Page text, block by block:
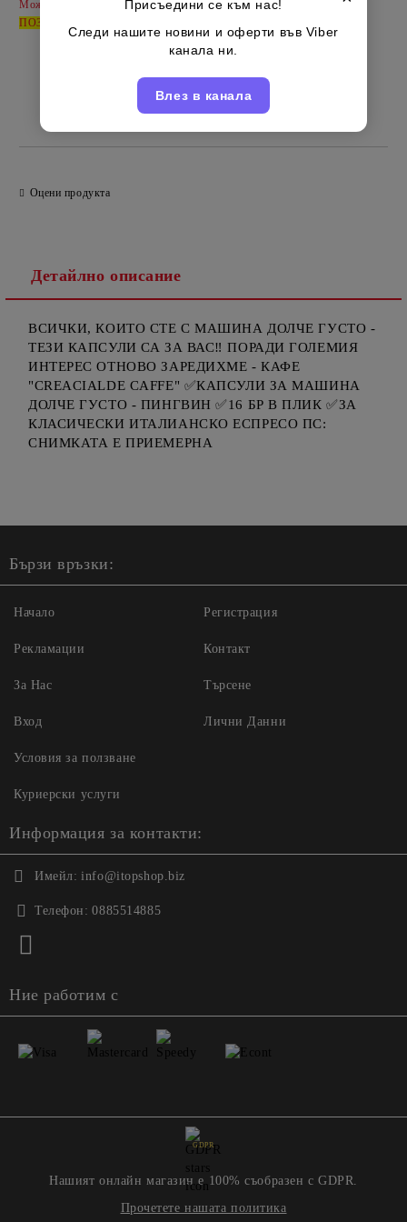
Може да допълвате продукти катоНОВА ПОРЪЧКА
ПОЗВЪНЕТЕ
Оцени продукта
Детайлно описание
ВСИЧКИ, КОИТО СТЕ С МАШИНА ДОЛЧЕ ГУСТО -
ТЕЗИ КАПСУЛИ СА ЗА ВАС‼️ ПОРАДИ ГОЛЕМИЯ
ИНТЕРЕС ОТНОВО ЗАРЕДИХМЕ - КАФЕ
"CREACIALDE CAFFE" ✅КАПСУЛИ ЗА МАШИНА
ДОЛЧЕ ГУСТО - ПИНГВИН ✅16 БР В ПЛИК ✅ЗА
КЛАСИЧЕСКИ ИТАЛИАНСКО ЕСПРЕСО ПС:
СНИМКАТА Е ПРИЕМЕРНА
Бързи връзки:
Начало
Рекламации
За Нас
Вход
Регистрация
Контакт
Търсене
Лични Данни
Условия за ползване
Куриерски услуги
Информация за контакти:
Имейл: info@itopshop.biz
Телефон: 0885514885
Ние работим с
GDPR
Нашият онлайн магазин е 100% съобразен с GDPR.
Прочетете нашата политика
Присъедини се към нас!
Следи нашите новини и оферти във Viber
канала ни.
Влез в канала